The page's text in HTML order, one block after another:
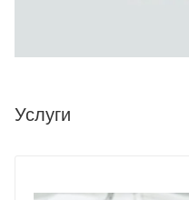
Услуги